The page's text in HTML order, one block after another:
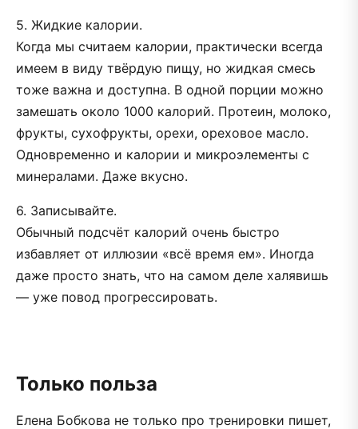
5. Жидкие калории.
Когда мы считаем калории, практически всегда
имеем в виду твёрдую пищу, но жидкая смесь
тоже важна и доступна. В одной порции можно
замешать около 1000 калорий. Протеин, молоко,
фрукты, сухофрукты, орехи, ореховое масло.
Одновременно и калории и микроэлементы с
минералами. Даже вкусно.
6. Записывайте.
Обычный подсчёт калорий очень быстро
избавляет от иллюзии «всё время ем». Иногда
даже просто знать, что на самом деле халявишь
— уже повод прогрессировать.
Только польза
Елена Бобкова не только про тренировки пишет,